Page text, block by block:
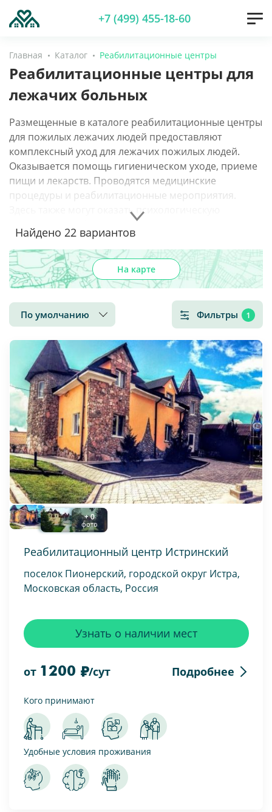
+7 (499) 455-18-60
Главная Каталог Реабилитационные центры
Реабилитационные центры для
лежачих больных
Размещенные в каталоге реабилитационные центры
для пожилых лежачих людей предоставляют
комплексный уход для лежачих пожилых людей.
Оказывается помощь гигиеническом уходе, приеме
пищи и лекарств. Проводятся медицинские
процедуры и реабилитационные мероприятия.
Здесь также могут оказать психологическую
поддержку, чтобы помочь пожилым людям
сохранить бодрость духа в непростых
обстоятельствах.
Найдено 22 вариантов
По умолчанию Фильтры 1
На карте
+ 0
фото
Реабилитационный центр Истринский
поселок Пионерский, городской округ Истра,
Московская область, Россия
от 1200 /сут Подробнее
Узнать о наличии мест
Кого принимают
Удобные условия проживания